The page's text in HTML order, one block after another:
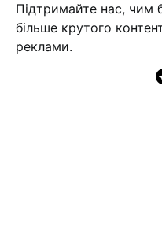
Підтримайте нас, чим
більше крутого
реклами.